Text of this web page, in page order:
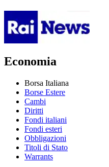
Economia
Borsa Italiana
Borse Estere
Cambi
Diritti
Fondi italiani
Fondi esteri
Obbligazioni
Titoli di Stato
Warrants